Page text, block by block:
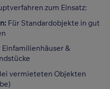
zum Einsatz:
Für Standardobjekte in gut
Einfamilienhäuser &
vermieteten Objekten